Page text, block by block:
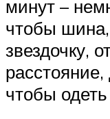
минут –
чтобы
звездочку,
расстояние,
чтобы